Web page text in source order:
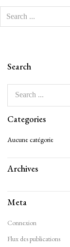
Search
Categories
Aucune catégorie
Archives
Meta
Connexion
Flux des publications